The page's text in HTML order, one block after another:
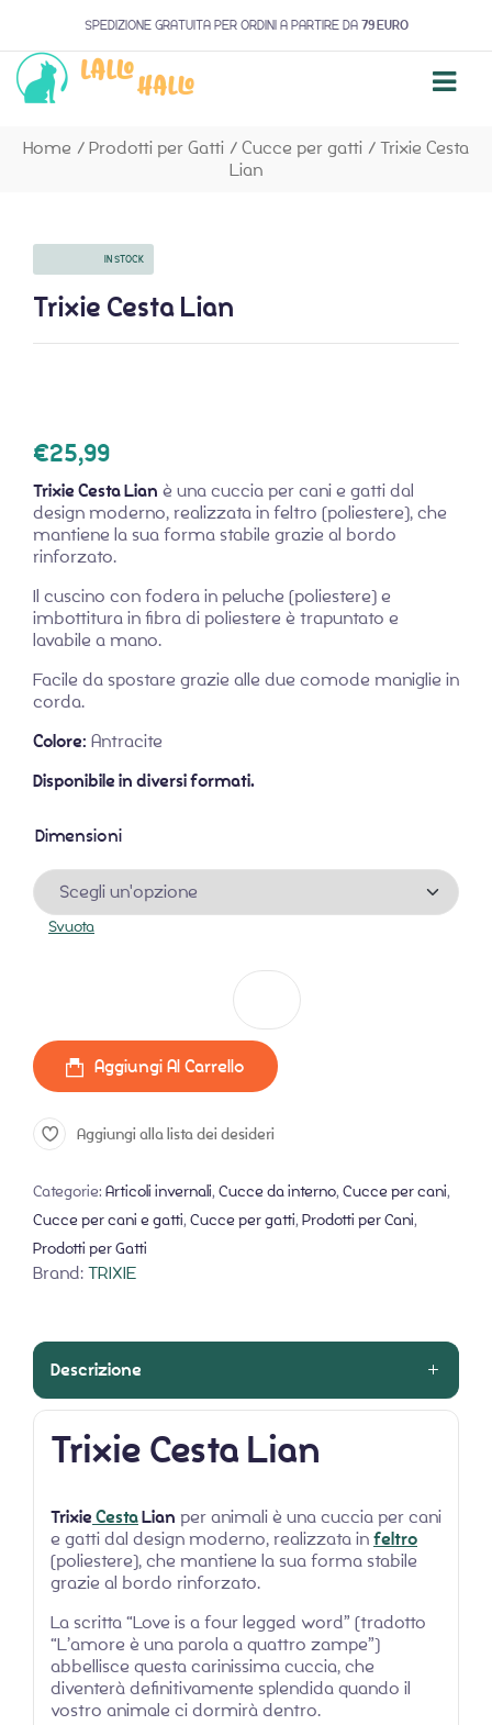
SPEDIZIONE GRATUITA PER ORDINI A PARTIRE DA 79 EURO
Home / Prodotti per Gatti / Cucce per gatti / Trixie Cesta
Lian
IN STOCK
Trixie Cesta Lian
€25,99
Trixie Cesta Lian è una cuccia per cani e gatti dal
design moderno, realizzata in feltro (poliestere), che
mantiene la sua forma stabile grazie al bordo
rinforzato.
Il cuscino con fodera in peluche (poliestere) e
imbottitura in fibra di poliestere è trapuntato e
lavabile a mano.
Facile da spostare grazie alle due comode maniglie in
corda.
Colore: Antracite
Disponibile in diversi formati.
Dimensioni
Svuota
Aggiungi Al Carrello
Aggiungi alla lista dei desideri
Categorie: Articoli invernali, Cucce da interno, Cucce per cani,
Cucce per cani e gatti, Cucce per gatti, Prodotti per Cani,
Prodotti per Gatti
Brand:TRIXIE
Descrizione
Trixie Cesta Lian
TrixieCestaLian per animali è una cuccia per cani
e gatti dal design moderno, realizzata infeltro
(poliestere), che mantiene la sua forma stabile
grazie al bordo rinforzato.
La scritta “Love is a four legged word” (tradotto
“L’amore è una parola a quattro zampe”)
abbellisce questa carinissima cuccia, che
diventerà definitivamente splendida quando il
vostro animale ci dormirà dentro.